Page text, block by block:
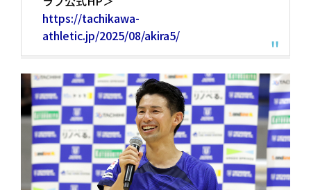
https://tachikawa-
athletic.jp/2025/08/akira5/